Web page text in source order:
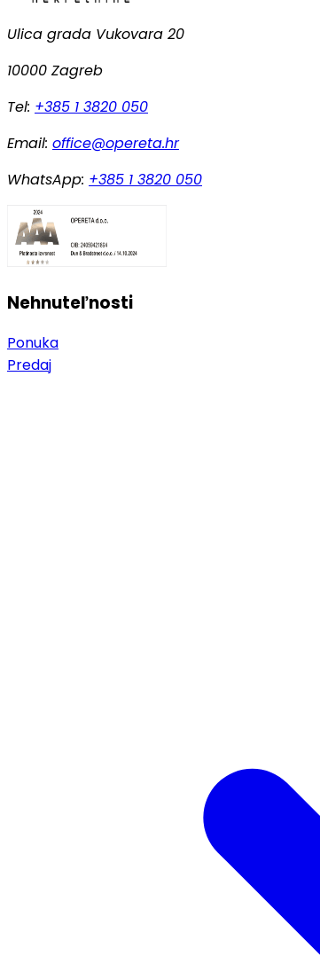
Ulica grada Vukovara 20
10000 Zagreb
Tel: +385 1 3820 050
Email: office@opereta.hr
WhatsApp: +385 1 3820 050
Nehnuteľnosti
Ponuka
Predaj